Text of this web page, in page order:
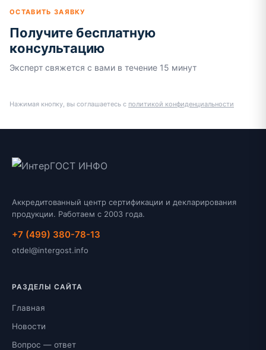
ОСТАВИТЬ ЗАЯВКУ
Получите бесплатную
консультацию
Эксперт свяжется с вами в течение 15 минут
Нажимая кнопку, вы соглашаетесь с политикой конфиденциальности
Аккредитованный центр сертификации и декларирования
продукции. Работаем с 2003 года.
+7 (499) 380-78-13
otdel@intergost.info
РАЗДЕЛЫ САЙТА
Главная
Новости
Вопрос — ответ